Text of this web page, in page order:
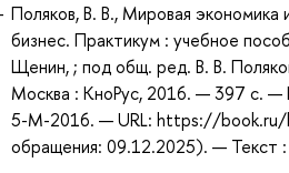
Поляков, В. В., Мировая
бизнес. Практикум : учебное
Щенин, ; под общ. ред. В. В.
Москва : КноРус, 2016. — 397 с.
5-M-2016. — URL: https://
обращения: 09.12.2025). — Текст